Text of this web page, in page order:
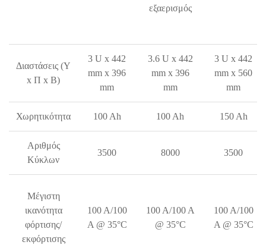
εξαερισμός
Διαστάσεις (Υ
x Π x Β)
3 U x 442
mm x 396
mm
3.6 U x 442
mm x 396
mm
3 U x 442
mm x 560
mm
Χωρητικότητα 100 Ah 100 Ah 150 Ah
Αριθμός
Κύκλων
3500 8000 3500
Μέγιστη
ικανότητα
φόρτισης/
εκφόρτισης
100 A/100
A @ 35°C
100 A/100 A
@ 35°C
100 A/100
A @ 35°C